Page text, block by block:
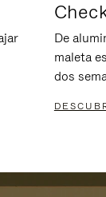
De
maleta
dos